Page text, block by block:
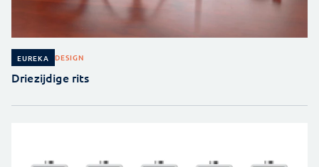
EUREKA DESIGN
Driezijdige rits